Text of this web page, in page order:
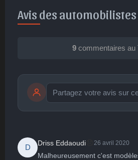
Avis des automobilistes
9 commentaires au
publication immédiate
D
Driss Eddaoudi 26 avril 2020
Malheureusement c'est